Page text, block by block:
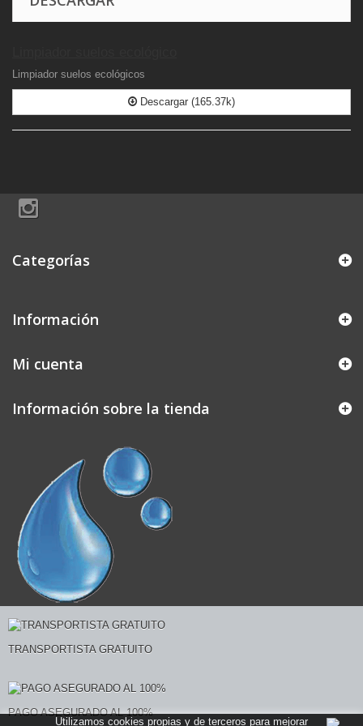
Utilizamos cookies propias y de terceros para mejorar
Limpiador suelos ecológicos
Descargar (165.37k)
Categorías
Información
Mi cuenta
Información sobre la tienda
TRANSPORTISTA GRATUITO
PAGO ASEGURADO AL 100%